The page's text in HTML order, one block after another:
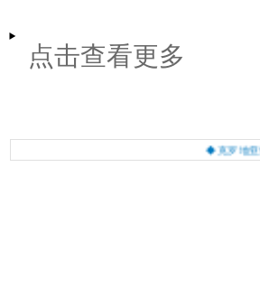
点击查看更多
◆克罗地亚签